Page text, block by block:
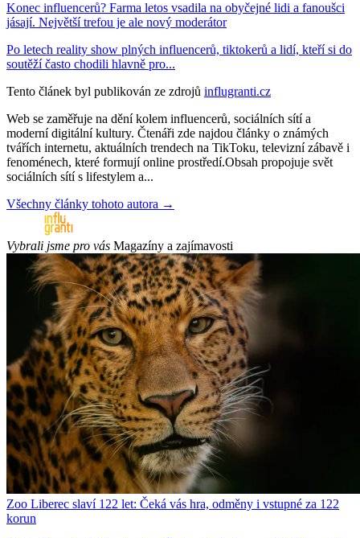
Konec influencerů? Farma letos vsadila na obyčejné lidi a fanoušci
jásají. Největší trefou je ale nový moderátor
Po letech reality show plných influencerů, tiktokerů a lidí, kteří si do
soutěží často chodili hlavně pro...
Tento článek byl publikován ze zdrojů influgranti.cz
Web se zaměřuje na dění kolem influencerů, sociálních sítí a
moderní digitální kultury. Čtenáři zde najdou články o známých
tvářích internetu, aktuálních trendech na TikToku, televizní zábavě i
fenoménech, které formují online prostředí.Obsah propojuje svět
sociálních sítí s lifestylem a...
Všechny články tohoto autora →
Vybrali jsme pro vás Magazíny a zajímavosti
Zoo Liberec slaví 122 let: Čeká vás hra, odměny i vstupné za 122
korun